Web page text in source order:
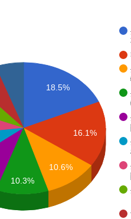
18.5%
16.1%
10.6%
10.3%